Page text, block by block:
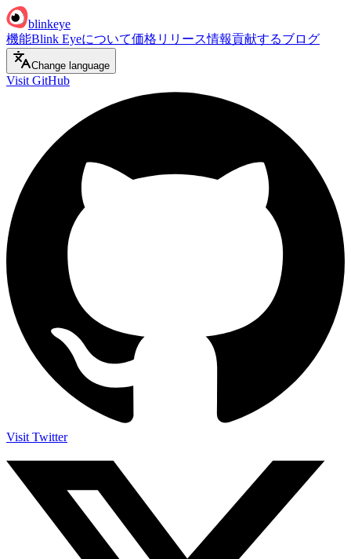
blinkeye
機能Blink Eyeについて価格 リリース情報貢献するブログ
Change language
Visit GitHub
Visit Twitter